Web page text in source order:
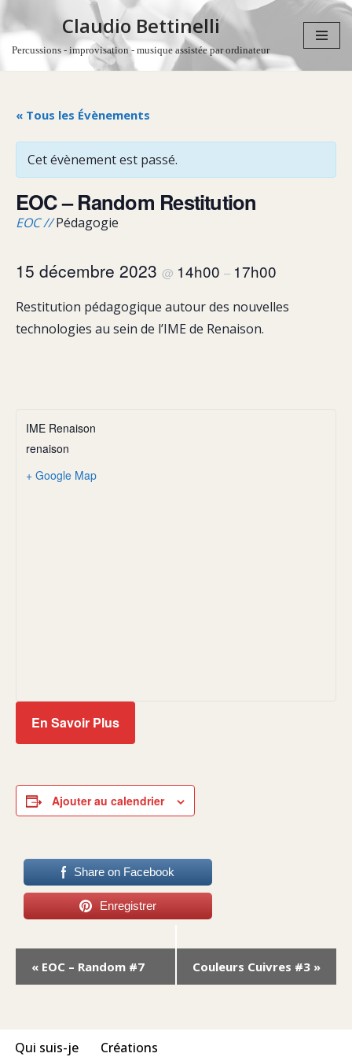
Aller
Claudio Bettinelli
Percussions - improvisation - musique assistée par ordinateur
« Tous les Évènements
Cet évènement est passé.
EOC – Random Restitution
EOC //Pédagogie
15 décembre 2023 @ 14h00 – 17h00
Restitution pédagogique autour des nouvelles
technologies au sein de l’IME de Renaison.
IME Renaison
renaison
+ Google Map
En Savoir Plus
Ajouter au calendrier
Share on Facebook
Enregistrer
Navigation
Évènement
« EOC – Random #7 Couleurs Cuivres #3 »
Qui suis-je Créations